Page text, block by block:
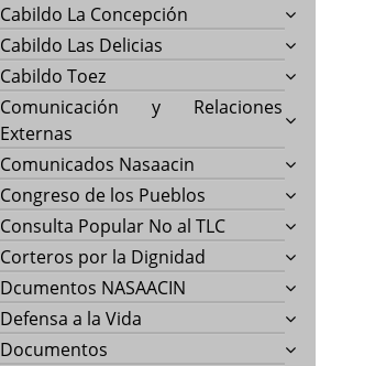
Cabildo La Concepción
Cabildo Las Delicias
Cabildo Toez
Comunicación y Relaciones
Externas
Comunicados Nasaacin
Congreso de los Pueblos
Consulta Popular No al TLC
Corteros por la Dignidad
Dcumentos NASAACIN
Defensa a la Vida
Documentos